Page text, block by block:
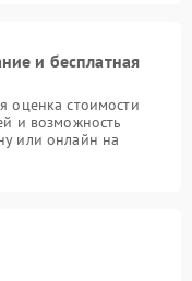
и бесплатная
оценка стоимости
и возможность
или онлайн на